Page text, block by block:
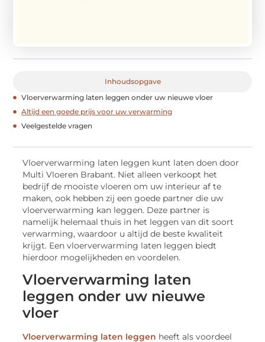
Inhoudsopgave
Vloerverwarming laten leggen onder uw nieuwe vloer
Altijd een goede prijs voor uw verwarming
Veelgestelde vragen
Vloerverwarming laten leggen kunt laten doen door
Multi Vloeren Brabant. Niet alleen verkoopt het
bedrijf de mooiste vloeren om uw interieur af te
maken, ook hebben zij een goede partner die uw
vloerverwarming kan leggen. Deze partner is
namelijk helemaal thuis in het leggen van dit soort
verwarming, waardoor u altijd de beste kwaliteit
krijgt. Een vloerverwarming laten leggen biedt
hierdoor mogelijkheden en voordelen.
Vloerverwarming laten
leggen onder uw nieuwe
vloer
Vloerverwarming laten leggen heeft als voordeel